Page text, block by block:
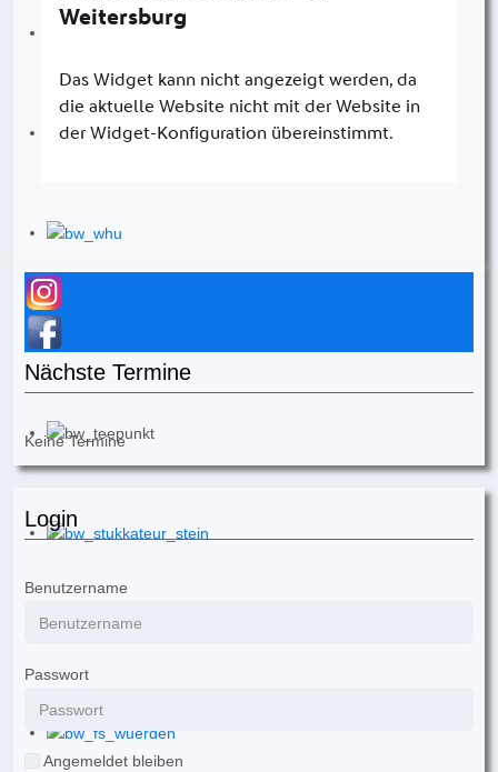
Nächste Termine
Keine Termine
Login
Benutzername
Passwort
Angemeldet bleiben